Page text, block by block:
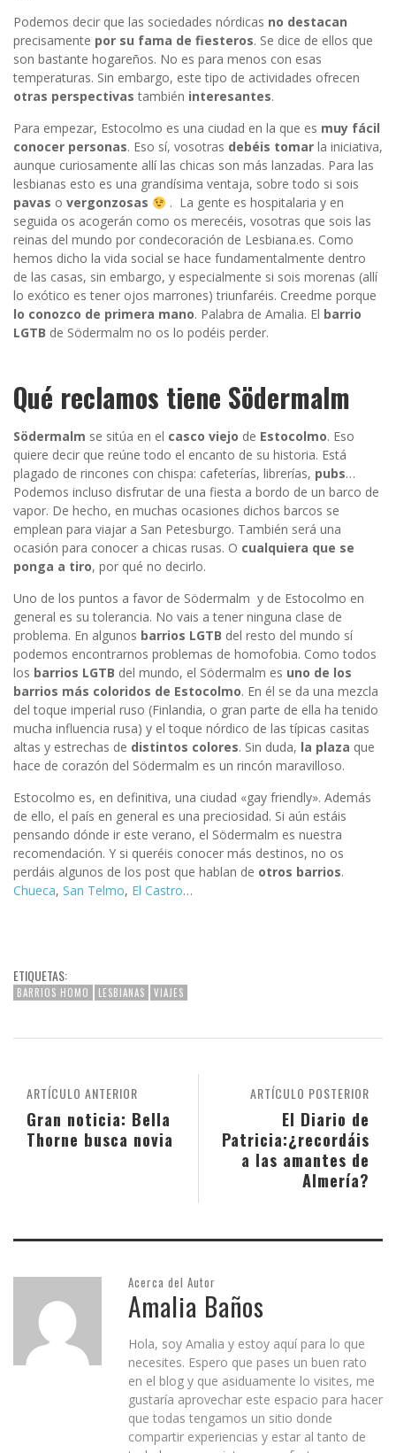
Podemos decir que las sociedades nórdicas no destacan
precisamente por su fama de fiesteros. Se dice de ellos que
son bastante hogareños. No es para menos con esas
temperaturas. Sin embargo, este tipo de actividades ofrecen
otras perspectivas también interesantes.
Para empezar, Estocolmo es una ciudad en la que es muy fácil
conocer personas. Eso sí, vosotras debéis tomar la iniciativa,
aunque curiosamente allí las chicas son más lanzadas. Para las
lesbianas esto es una grandísima ventaja, sobre todo si sois
pavas o vergonzosas
. La gente es hospitalaria y en
seguida os acogerán como os merecéis, vosotras que sois las
reinas del mundo por condecoración de Lesbiana.es. Como
hemos dicho la vida social se hace fundamentalmente dentro
de las casas, sin embargo, y especialmente si sois morenas (allí
lo exótico es tener ojos marrones) triunfaréis. Creedme porque
lo conozco de primera mano. Palabra de Amalia. El barrio
LGTB de Södermalm no os lo podéis perder.
Qué reclamos tiene Södermalm
Södermalm se sitúa en el casco viejo de Estocolmo. Eso
quiere decir que reúne todo el encanto de su historia. Está
plagado de rincones con chispa: cafeterías, librerías, pubs…
Podemos incluso disfrutar de una fiesta a bordo de un barco de
vapor. De hecho, en muchas ocasiones dichos barcos se
emplean para viajar a San Petesburgo. También será una
ocasión para conocer a chicas rusas. O cualquiera que se
ponga a tiro, por qué no decirlo.
Uno de los puntos a favor de Södermalm y de Estocolmo en
general es su tolerancia. No vais a tener ninguna clase de
problema. En algunos barrios LGTB del resto del mundo sí
podemos encontrarnos problemas de homofobia. Como todos
los barrios LGTB del mundo, el Södermalm es uno de los
barrios más coloridos de Estocolmo. En él se da una mezcla
del toque imperial ruso (Finlandia, o gran parte de ella ha tenido
mucha influencia rusa) y el toque nórdico de las típicas casitas
altas y estrechas de distintos colores. Sin duda, la plaza que
hace de corazón del Södermalm es un rincón maravilloso.
Estocolmo es, en definitiva, una ciudad «gay friendly». Además
de ello, el país en general es una preciosidad. Si aún estáis
pensando dónde ir este verano, el Södermalm es nuestra
recomendación. Y si queréis conocer más destinos, no os
perdáis algunos de los post que hablan de otros barrios.
Chueca, San Telmo, El Castro…
ETIQUETAS:
BARRIOS HOMO LESBIANAS VIAJES
ARTÍCULO POSTERIOR
El Diario de
Patricia:¿recordáis
a las amantes de
Almería?
ARTÍCULO ANTERIOR
Gran noticia: Bella
Thorne busca novia
Acerca del Autor
Amalia Baños
Hola, soy Amalia y estoy aquí para lo que
necesites. Espero que pases un buen rato
en el blog y que asiduamente lo visites, me
gustaría aprovechar este espacio para hacer
que todas tengamos un sitio donde
compartir experiencias y estar al tanto de